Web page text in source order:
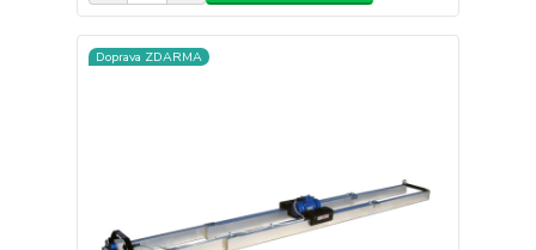
Doprava ZDARMA